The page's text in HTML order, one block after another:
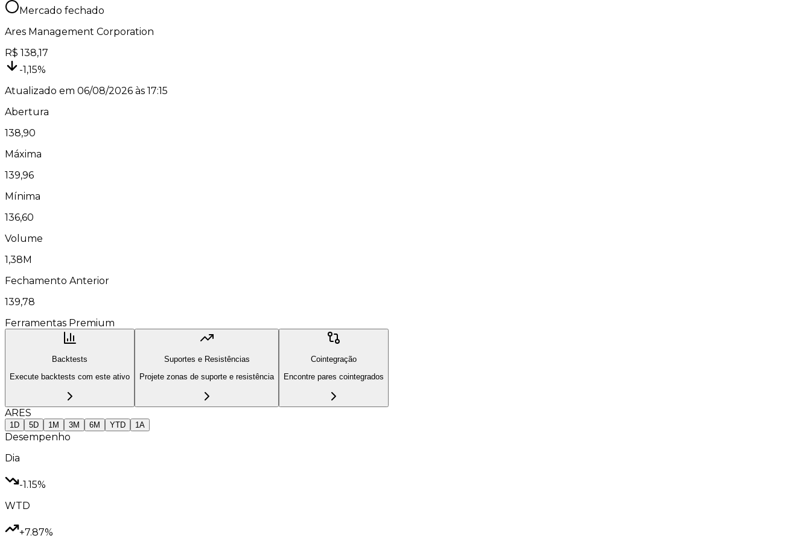
Mercado fechado
Ares Management Corporation
R$ 138,17
-1,15%
Atualizado em 06/08/2026 às 17:15
Abertura
138,90
Máxima
139,96
Mínima
136,60
Volume
1,38M
Fechamento Anterior
139,78
Ferramentas Premium
Backtests
Execute backtests com este ativo
Suportes e Resistências
Projete zonas de suporte e resistência
Cointegração
Encontre pares cointegrados
ARES
1D 5D 1M 3M 6M YTD 1A
Desempenho
Dia
-1.15%
WTD
+7.87%